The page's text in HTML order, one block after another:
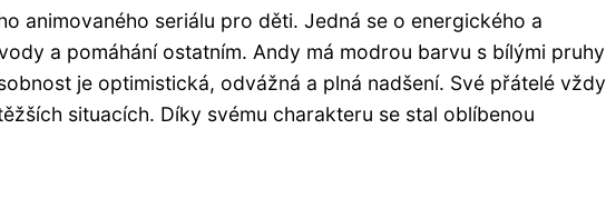
animovaného seriálu pro děti. Jedná se o energického a
a pomáhání ostatním. Andy má modrou barvu s bílými pruhy
je optimistická, odvážná a plná nadšení. Své přátelé vždy
situacích. Díky svému charakteru se stal oblíbenou